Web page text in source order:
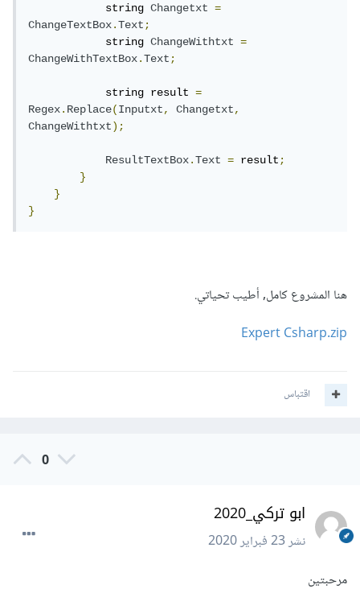
            string
Changetxt
=
ChangeTextBox.Text;
            string
ChangeWithtxt
=
ChangeWithTextBox.Text;
            string result
=
Regex.Replace(Inputxt, Changetxt,
ChangeWithtxt);
ResultTextBox.Text = result;
}
}
}
هنا المشروع كامل, أطيب تحياتي.
Expert Csharp.zip
اقتباس
0
ابو تركي_2020
نشر23 فبراير 2020
مرحبتين